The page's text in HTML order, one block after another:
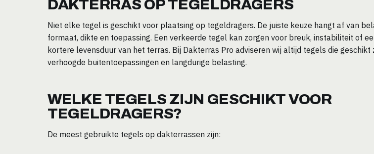
DAKTERRAS OP TEGELDRAGERS
Niet elke tegel is geschikt voor plaatsing op tegeldragers. De juiste keuze hangt af van
formaat, dikte en toepassing. Een verkeerde tegel kan zorgen voor breuk, instabiliteit of
kortere levensduur van het terras. Bij Dakterras Pro adviseren wij altijd tegels die geschikt
verhoogde buitentoepassingen en langdurige belasting.
WELKE TEGELS ZIJN GESCHIKT VOOR
TEGELDRAGERS?
De meest gebruikte tegels op dakterrassen zijn: